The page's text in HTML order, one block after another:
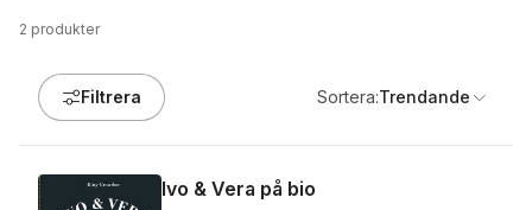
2 produkter
Filtrera Sortera:Trendande
Ivo & Vera på bio